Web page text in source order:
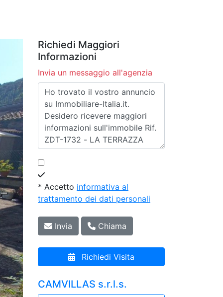
Richiedi Maggiori
Informazioni
Invia un messaggio all'agenzia
* Accetto informativa al
trattamento dei dati personali
Invia Chiama
Richiedi Visita
CAMVILLAS s.r.l.s.